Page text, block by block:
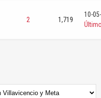
2 1,719
10-